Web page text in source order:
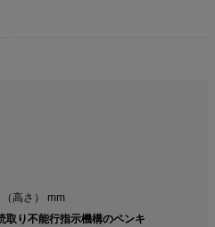
高さ） mm
取り不能行指示機構のペンキ